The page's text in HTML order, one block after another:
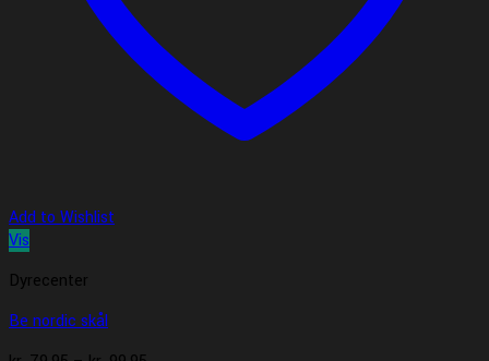
Add to Wishlist
Vis
Dyrecenter
Be nordic skål